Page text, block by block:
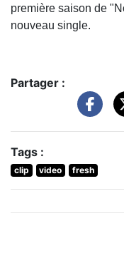
première saison de
nouveau single.
Partager :
Tags :
clip video fresh